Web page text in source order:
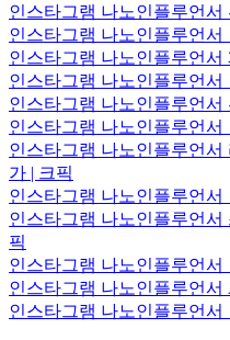
인스타그램 나노인플루언서
인스타그램 나노인플루언
인스타그램 나노인플루언서
인스타그램 나노인플루언
인스타그램 나노인플루언서
인스타그램 나노인플루언
인스타그램 나노인플루언서
가 | 크픽
인스타그램 나노인플루언
인스타그램 나노인플루언서
픽
인스타그램 나노인플루언
인스타그램 나노인플루언서
인스타그램 나노인플루언